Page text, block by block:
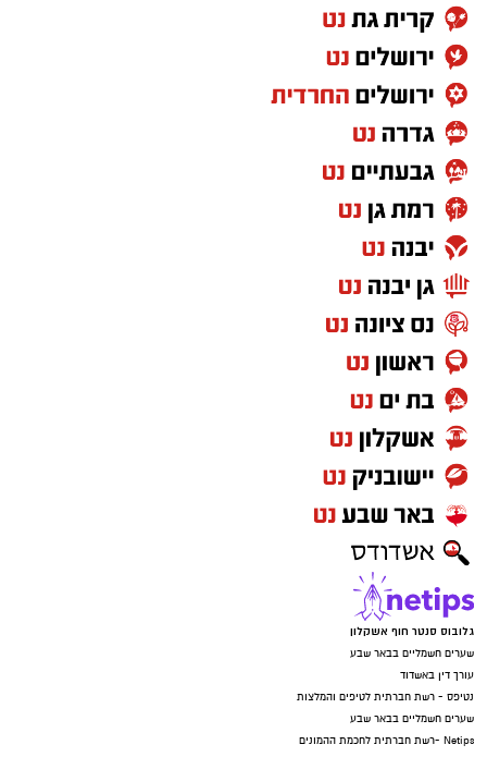
גלובוס סנטר חוף אשקלון
שערים חשמליים בבאר שבע
עורך דין באשדוד
נטיפס - רשת חברתית לטיפים והמלצות
שערים חשמליים בבאר שבע
Netips -רשת חברתית לחכמת ההמונים